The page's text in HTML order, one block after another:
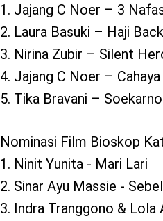
1. Jajang C Noer – 3
2. Laura Basuki – Haji
3. Nirina Zubir – Silent
4. Jajang C Noer –
5. Tika Bravani –
Nominasi Film Bioskop
1. Ninit Yunita - Mari Lari
2. Sinar Ayu Massie -
3. Indra Tranggono & Lola